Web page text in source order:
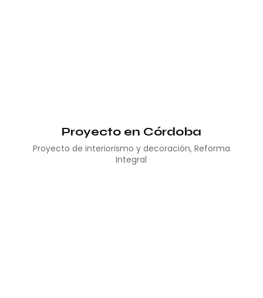
Proyecto en Córdoba
Proyecto de interiorismo y decoración, Reforma
Integral